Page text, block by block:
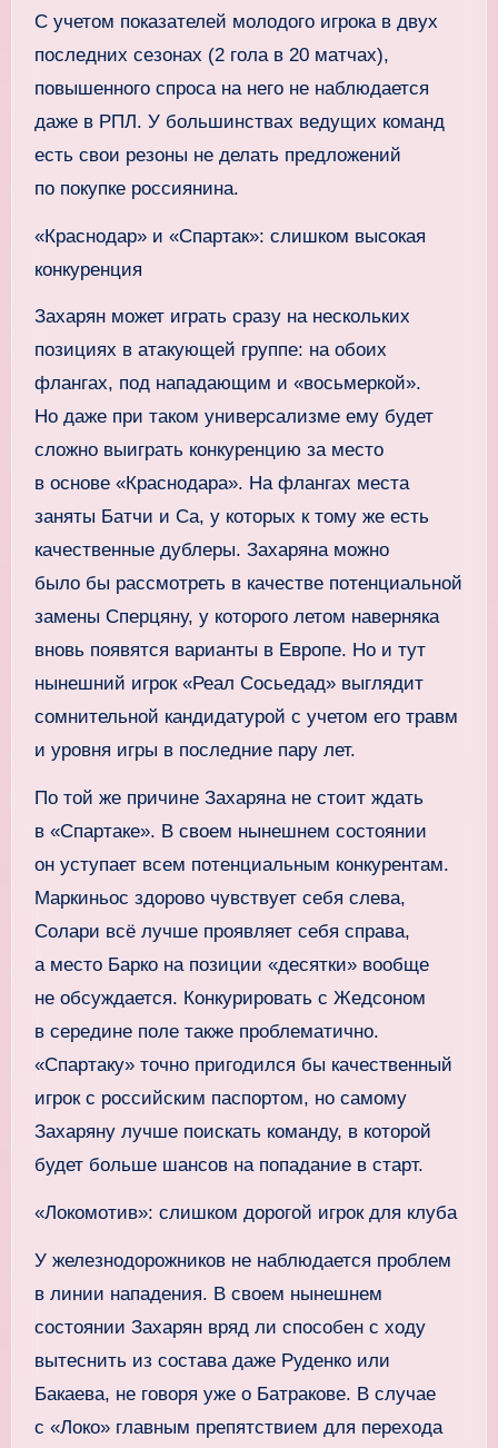
С учетом показателей молодого игрока в двух
последних сезонах (2 гола в 20 матчах),
повышенного спроса на него не наблюдается
даже в РПЛ. У большинствах ведущих команд
есть свои резоны не делать предложений
по покупке россиянина.
«Краснодар» и «Спартак»: слишком высокая
конкуренция
Захарян может играть сразу на нескольких
позициях в атакующей группе: на обоих
флангах, под нападающим и «восьмеркой».
Но даже при таком универсализме ему будет
сложно выиграть конкуренцию за место
в основе «Краснодара». На флангах места
заняты Батчи и Са, у которых к тому же есть
качественные дублеры. Захаряна можно
было бы рассмотреть в качестве потенциальной
замены Сперцяну, у которого летом наверняка
вновь появятся варианты в Европе. Но и тут
нынешний игрок «Реал Сосьедад» выглядит
сомнительной кандидатурой с учетом его травм
и уровня игры в последние пару лет.
По той же причине Захаряна не стоит ждать
в «Спартаке». В своем нынешнем состоянии
он уступает всем потенциальным конкурентам.
Маркиньос здорово чувствует себя слева,
Солари всё лучше проявляет себя справа,
а место Барко на позиции «десятки» вообще
не обсуждается. Конкурировать с Жедсоном
в середине поле также проблематично.
«Спартаку» точно пригодился бы качественный
игрок с российским паспортом, но самому
Захаряну лучше поискать команду, в которой
будет больше шансов на попадание в старт.
«Локомотив»: слишком дорогой игрок для клуба
У железнодорожников не наблюдается проблем
в линии нападения. В своем нынешнем
состоянии Захарян вряд ли способен с ходу
вытеснить из состава даже Руденко или
Бакаева, не говоря уже о Батракове. В случае
с «Локо» главным препятствием для перехода